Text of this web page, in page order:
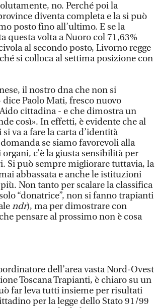
no. Perché poi la
diventa completa e la si può
posto fino all’ultimo. E se la
questa volta a Nuoro col 71,63%
al secondo posto, Livorno regge
si colloca al settima posizione con
il nostro dna che non si
Paolo Mati, fresco nuovo
cittadina - e che dimostra un
così». In effetti, è evidente che al
va a fare la carta d’identità
se siamo favorevoli alla
c’è la giusta sensibilità per
Si può sempre migliorare tuttavia, la
abbassata e anche le istituzioni
Non tanto per scalare la classifica
“donatrice”, non si fanno trapianti
ndr), ma per dimostrare con
pensare al prossimo non è cosa
dell’area vasta Nord-Ovest
Toscana Trapianti, è chiaro su un
far leva tutti insieme per risultati
per la legge dello Stato 91/99